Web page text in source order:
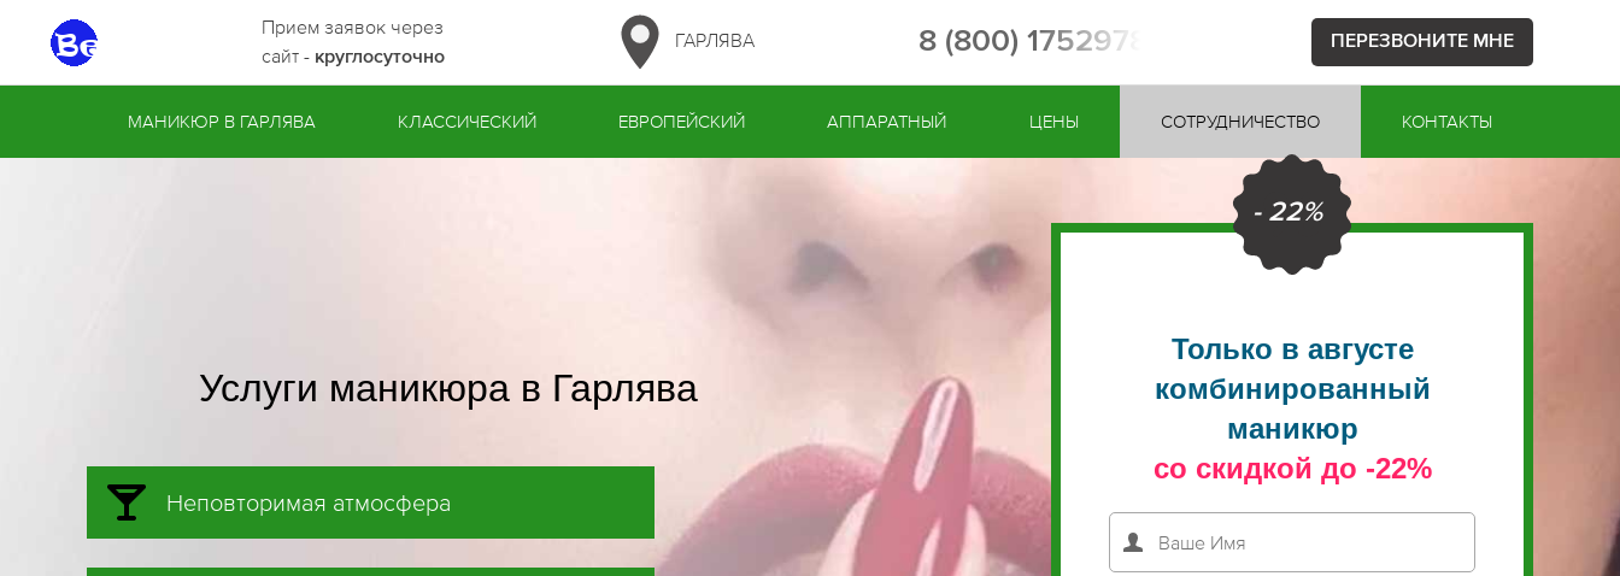
Прием заявок через
сайт - круглосуточно
ГАРЛЯВА 8 (800) 1752978 ПЕРЕЗВОНИТЕ МНЕ
МАНИКЮР В ГАРЛЯВА КЛАССИЧЕСКИЙ ЕВРОПЕЙСКИЙ АППАРАТНЫЙ ЦЕНЫ СОТРУДНИЧЕСТВО КОНТАКТЫ
Услуги маникюра в Гарлява
Неповторимая атмосфера
- 22%
Только в августе
комбинированный
маникюр
со скидкой до -22%